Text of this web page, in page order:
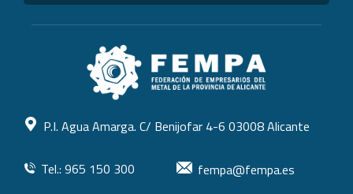
P.I. Agua Amarga. C/ Benijofar 4-6 03008 Alicante
Tel.: 965 150 300 fempa@fempa.es